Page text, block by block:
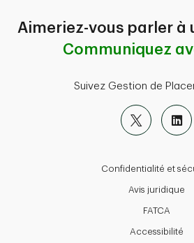
Aimeriez-vous parler à
Communiquez
Suivez Gestion de
Confidentialité et
Avis juridique
FATCA
Accessibilité